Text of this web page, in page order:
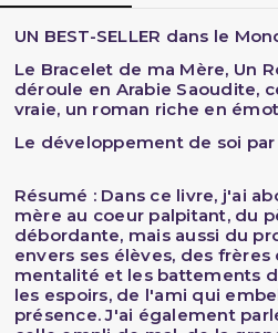
UN BEST-SELLER dans le
Le Bracelet de ma Mère, Un
déroule en Arabie Saoudite,
vraie, un roman riche en
Le développement de soi
Résumé :Dans ce livre, j'ai
mère au coeur palpitant, du
débordante, mais aussi du
envers ses élèves, des
mentalité et les battements
les espoirs, de l'ami qui
présence. J'ai également